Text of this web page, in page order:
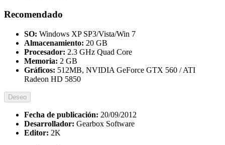
Recomendado
SO: Windows XP SP3/Vista/Win 7
Almacenamiento: 20 GB
Procesador: 2.3 GHz Quad Core
Memoria: 2 GB
Gráficos: 512MB, NVIDIA GeForce GTX 560 / ATI
Radeon HD 5850
Deseo
Fecha de publicación: 20/09/2012
Desarrollador: Gearbox Software
Editor: 2K